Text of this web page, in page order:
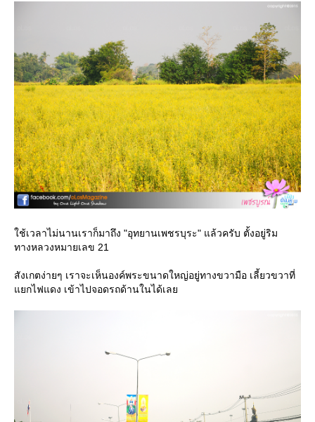
ช้เวลาไม่นานเราก็มาถึง "อุทยานเพชรบุระ" แล้วครับ ตั้งอยู่ริม
ทางหลวงหมายเลข 21
สังเกตง่ายๆ เราจะเห็นองค์พระขนาดใหญ่อยู่ทางขวามือ เลี้ยวขวาที่
กไฟแดง เข้าไปจอดรถด้านในได้เล